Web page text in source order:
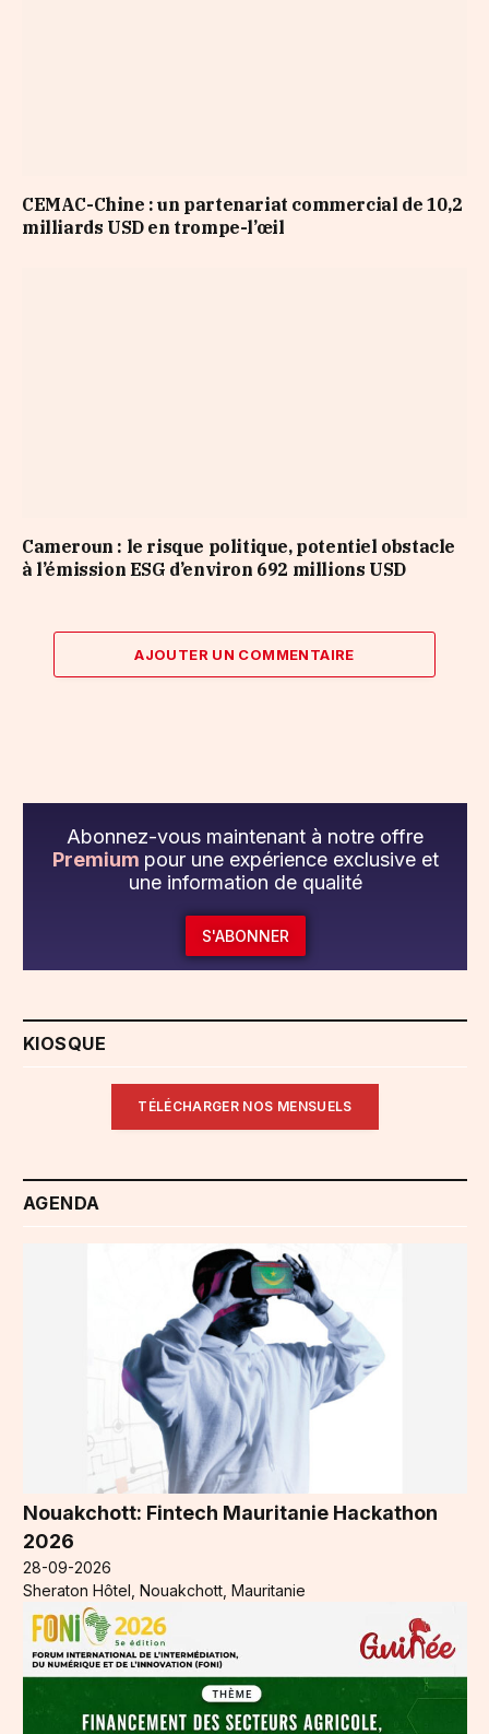
CEMAC-Chine : un partenariat commercial de 10,2
milliards USD en trompe-l’œil
Cameroun : le risque politique, potentiel obstacle
à l’émission ESG d’environ 692 millions USD
AJOUTER UN COMMENTAIRE
Abonnez-vous maintenant à notre offre
Premium pour une expérience exclusive et
une information de qualité
S'ABONNER
KIOSQUE
TÉLÉCHARGER NOS MENSUELS
AGENDA
Nouakchott: Fintech Mauritanie Hackathon
2026
28-09-2026
Sheraton Hôtel, Nouakchott, Mauritanie